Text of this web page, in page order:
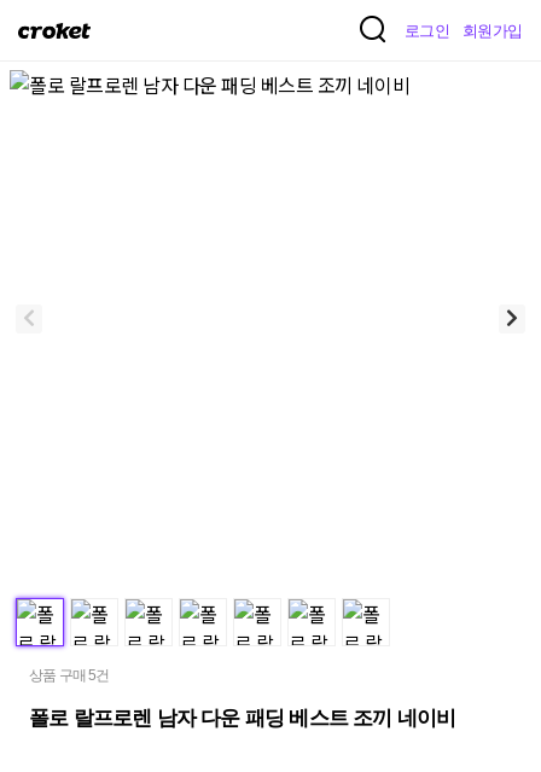
크
켓
로그인 회원가입
상품 구매 5건
폴로 랄프로렌 남자 다운 패딩 베스트 조끼 네이비